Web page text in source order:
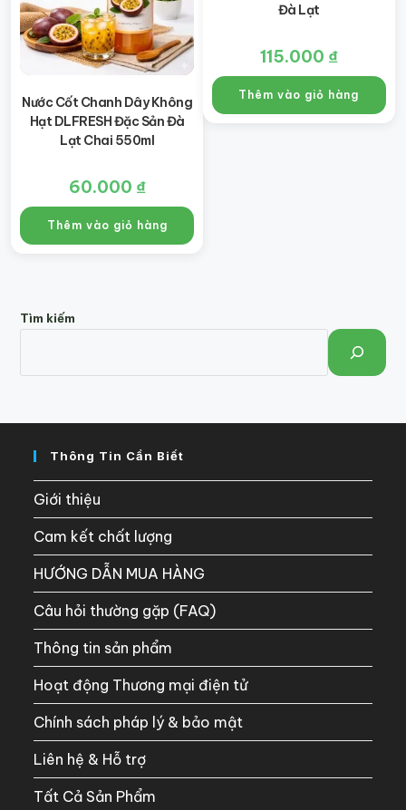
Nước Cốt Chanh Dây Không
Hạt DLFRESH Đặc Sản Đà
Lạt Chai 550ml
60.000 ₫
Thêm vào giỏ hàng
Đà Lạt
115.000 ₫
Thêm vào giỏ hàng
Tìm kiếm
Thông Tin Cần Biết
Giới thiệu
Cam kết chất lượng
HƯỚNG DẪN MUA HÀNG
Câu hỏi thường gặp (FAQ)
Thông tin sản phẩm
Hoạt động Thương mại điện tử
Chính sách pháp lý & bảo mật
Liên hệ & Hỗ trợ
Tất Cả Sản Phẩm